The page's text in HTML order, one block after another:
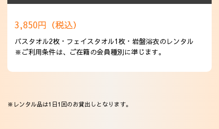
3,850円（税込）
バスタオル2枚・フェイスタオル1枚・岩盤浴衣のレンタル
※ご利用条件は、ご在籍の会員種別に準じます。
※レンタル品は1日1回のお貸出しとなります。